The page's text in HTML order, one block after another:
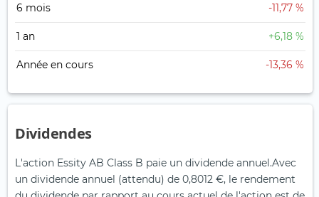
6 mois -11,77 %
1 an +6,18 %
Année en cours -13,36 %
Dividendes
L'action Essity AB Class B paie un dividende annuel.Avec
un dividende annuel (attendu) de 0,8012 €, le rendement